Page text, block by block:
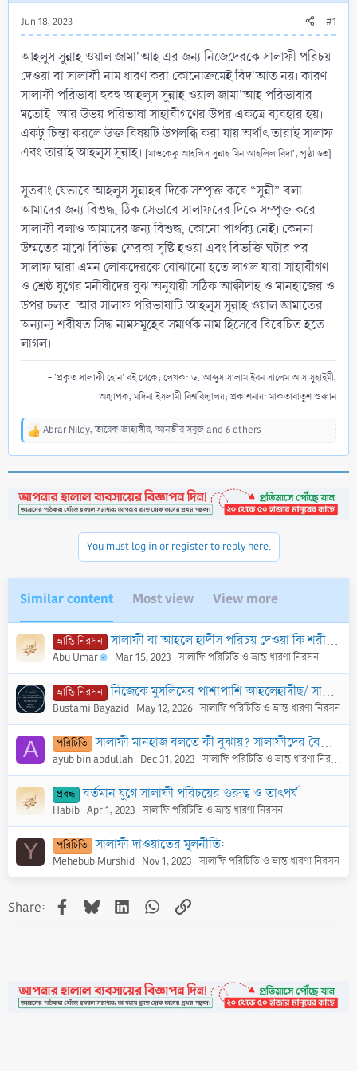
Jun 18, 2023 #1
আহলুস সুন্নাহ ওয়াল জামা'আহ এর জন্য নিজেদেরকে সালাফী পরিচয়
দেওয়া বা সালাফী নাম ধারণ করা কোনোক্রমেই বিদ'আত নয়। কারণ
সালাফী পরিভাষা হুবহু আহলুস সুন্নাহ ওয়াল জামা'আহ পরিভাষার
মতোই। আর উভয় পরিভাষা সাহাবীগণের উপর একত্রে ব্যবহার হয়।
একটু চিন্তা করলে উক্ত বিষয়টি উপলব্ধি করা যায় অর্থাৎ তারাই সালাফ
এবং তারাই আহলুস সুন্নাহ। [মাওকেফু আহলিস সুন্নাহ মিন আহলিল বিদা’, পৃষ্ঠা ৬৩]
সুতরাং যেভাবে আহলুস সুন্নাহর দিকে সম্পৃক্ত করে “সুন্নী” বলা
আমাদের জন্য বিশুদ্ধ, ঠিক সেভাবে সালাফদের দিকে সম্পৃক্ত করে
সালাফী বলাও আমাদের জন্য বিশুদ্ধ, কোনো পার্থক্য নেই। কেননা
উম্মতের মাঝে বিভিন্ন ফেরকা সৃষ্টি হওয়া এবং বিভক্তি ঘটার পর
সালাফ দ্বারা এমন লোকদেরকে বোঝানো হতে লাগল যারা সাহাবীগণ
ও শ্রেষ্ঠ যুগের মনীষীদের বুঝ অনুযায়ী সঠিক আক্বীদাহ ও মানহাজের ও
উপর চলত। আর সালাফ পরিভাষাটি আহলুস সুন্নাহ ওয়াল জামাতের
অন্যান্য শরীয়ত সিদ্ধ নামসমূহের সমার্থক নাম হিসেবে বিবেচিত হতে
লাগল।
- 'প্রকৃত সালাফী হোন' বই থেকে; লেখক: ড. আব্দুস সালাম ইবন সালেম আস সুহাইমী,
অধ্যাপক, মদিনা ইসলামী বিশ্ববিদ্যালয়; প্রকাশনায়: মাকতাবাতুশ শুব্বান
R
t
i
Abrar Niloy,তারেক জাহাঙ্গীর,আনভীর সবুজand 6 others
You must log in or register to reply here.
Similar content Most view View more
ভ্রান্তি নিরসন সালাফী বা আহলে হাদীস পরিচয় দেওয়া কি শরীয়ত-বিরোধী?
Abu Umar Mar 15, 2023 সালাফি পরিচিতি ও ভ্রান্ত ধারণা নিরসন
ভ্রান্তি নিরসন নিজেকে মুসলিমের পাশাপাশি আহলেহাদীছ/ সালাফি পরিচয় দেওয়া যাবে কি ?
Bustami Bayazid May 12, 2026 সালাফি পরিচিতি ও ভ্রান্ত ধারণা নিরসন
A পরিচিতি সালাফী মানহাজ বলতে কী বুঝায়? সালাফীদের বৈশিষ্ট্য কী?
ayub bin abdullah Dec 31, 2023 সালাফি পরিচিতি ও ভ্রান্ত ধারণা নিরসন
প্রবন্ধ বর্তমান যুগে সালাফী পরিচয়ের গুরুত্ব ও তাৎপর্য
Habib Apr 1, 2023 সালাফি পরিচিতি ও ভ্রান্ত ধারণা নিরসন
Y পরিচিতি সালাফী দাওয়াতের মূলনীতি:
Mehebub Murshid Nov 1, 2023 সালাফি পরিচিতি ও ভ্রান্ত ধারণা নিরসন
Share: Facebook
BlueskyLinkedInWhatsApp
Link